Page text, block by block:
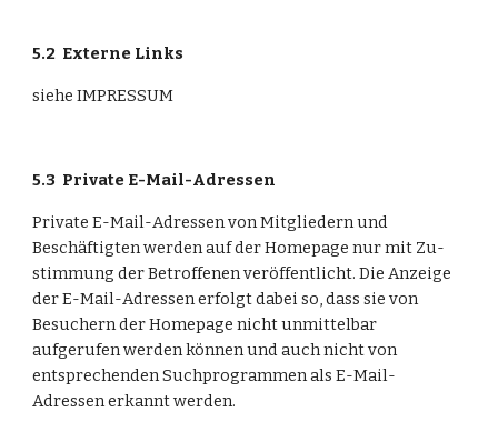
5.2 Externe Links
siehe IMPRESSUM
5.3 Private E-Mail-Adressen
Private E-Mail-Adressen von Mitgliedern und
Beschäftigten werden auf der Homepage nur mit Zu-
stimmung der Betroffenen veröffentlicht. Die Anzeige
der E-Mail-Adressen erfolgt dabei so, dass sie von
Besuchern der Homepage nicht unmittelbar
aufgerufen werden können und auch nicht von
entsprechenden Suchprogrammen als E-Mail-
Adressen erkannt werden.